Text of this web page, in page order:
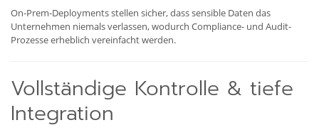
On-Prem-Deployments stellen sicher, dass sensible Daten das
Unternehmen niemals verlassen, wodurch Compliance- und Audit-
Prozesse erheblich vereinfacht werden.
Vollständige Kontrolle & tiefe
Integration